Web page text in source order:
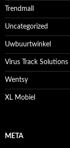
Trendmall
Uncategorized
Uwbuurtwinkel
Virus Track Solutions
Wentsy
XL Mobiel
META